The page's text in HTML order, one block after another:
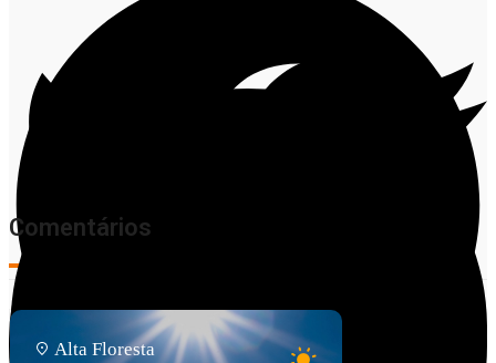
Comentários
Alta Floresta